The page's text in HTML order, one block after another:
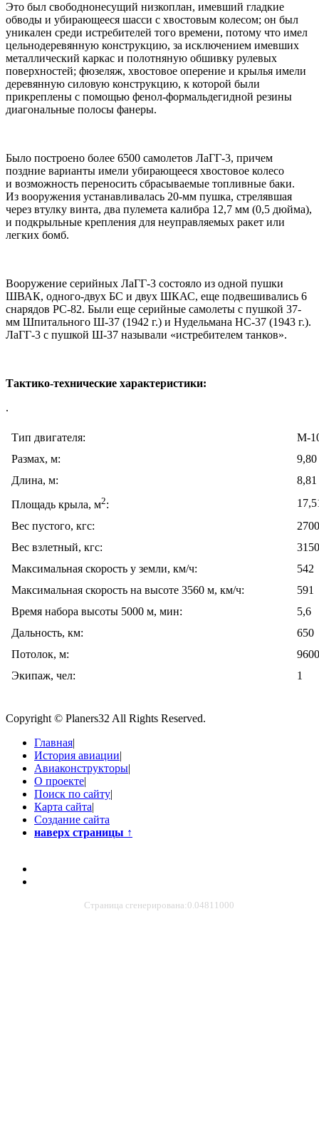
Это был свободнонесущий низкоплан, имевший гладкие
обводы и убирающееся шасси с хвостовым колесом; он был
уникален среди истребителей того времени, потому что имел
цельнодеревянную конструкцию, за исключением имевших
металлический каркас и полотняную обшивку рулевых
поверхностей; фюзеляж, хвостовое оперение и крылья имели
деревянную силовую конструкцию, к которой были
прикреплены с помощью фенол-формальдегидной резины
диагональные полосы фанеры.
Было построено более 6500 самолетов ЛаГГ-3, причем
поздние варианты имели убирающееся хвостовое колесо
и возможность переносить сбрасываемые топливные баки.
Из вооружения устанавливалась 20-мм пушка, стрелявшая
через втулку винта, два пулемета калибра 12,7 мм (0,5 дюйма),
и подкрыльные крепления для неуправляемых ракет или
легких бомб.
Вооружение серийных ЛаГГ-3 состояло из одной пушки
ШВАК, одного-двух БС и двух ШКАС, еще подвешивались 6
снарядов РС-82. Были еще серийные самолеты с пушкой 37-
мм Шпитального Ш-37 (1942 г.) и Нудельмана НС-37 (1943 г.).
ЛаГГ-3 с пушкой Ш-37 называли «истребителем танков».
Тактико-технические характеристики:
.
Тип двигателя:
М-
Размах, м:
9,80
Длина, м:
8,81
Площадь крыла, м2:
Вес пустого, кгс:
2700
Вес взлетный, кгс:
3150
Максимальная скорость у земли, км/ч:
542
Максимальная скорость на высоте 3560 м, км/ч:
591
Время набора высоты 5000 м, мин:
5,6
Дальность, км:
650
Потолок, м:
9600
Экипаж, чел:
1
Copyright © Planers32 All Rights Reserved.
Главная|
История авиации|
Авиаконструкторы|
О проекте|
Поиск по сайту|
Карта сайта|
Создание сайта
наверх страницы ↑
Страница сгенерирована:0.04811000